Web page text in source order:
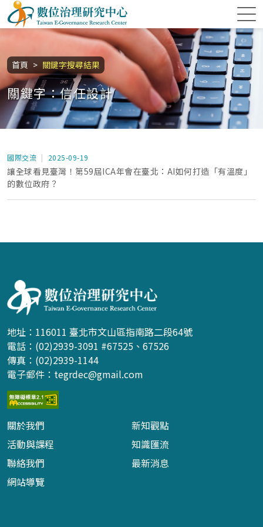
跳到主要內容區塊
數位治理研究中心
首頁 關鍵字搜尋結果
:::
關鍵字：信任設計
國際交流 2025-09-19
讓全球看見臺灣！第59屆ICA年會在臺北：AI如何打造「有溫度」
的數位政府？
地址：116011 臺北市文山區指南路二段64號
電話：(02)2939-3091 #67525、67526
傳真：(02)2939-1144
電子郵件： tegrdec@gmail.com
關於我們
新知觀點
活動與課程
知識匯流
聯絡我們
最新消息
網站導覽